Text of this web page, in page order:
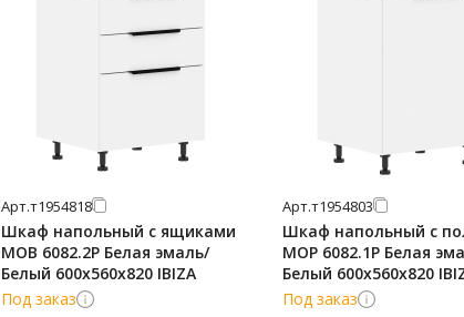
Арт.т1954818
Шкаф напольный с ящиками
MOB 6082.2P Белая эмаль/
Белый 600х560х820 IBIZA
Под заказ
Арт.т1954803
Шкаф напольный с
MOP 6082.1P Белая
Белый 600х560х820
Под заказ